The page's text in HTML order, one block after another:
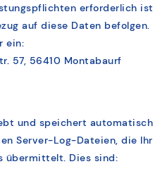
erforderlich ist
auf diese Daten befolgen.
ein:
57, 56410 Montabaurf
und speichert automatisch
Server-Log-Dateien, die Ihr
übermittelt. Dies sind: